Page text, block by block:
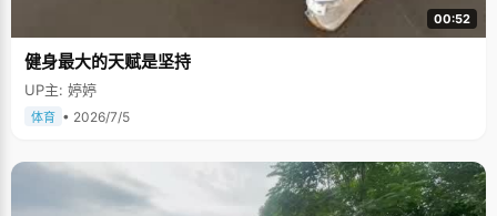
00:52
健身最大的天赋是坚持
UP主: 婷婷
体育 • 2026/7/5